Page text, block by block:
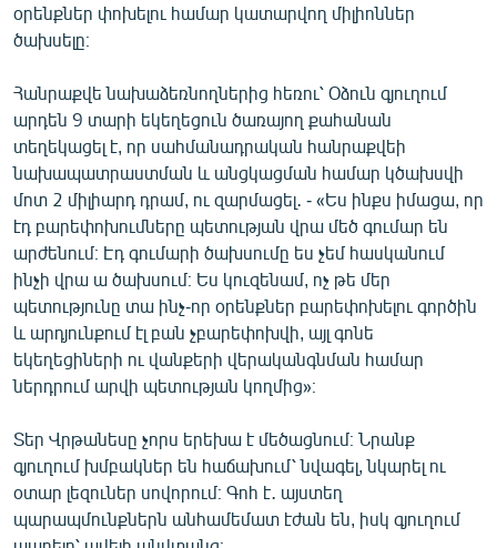
օրենքներ փոխելու համար կատարվող միլիոններ
ծախսելը։
Հանրաքվե նախաձեռնողներից հեռու՝ Օձուն գյուղում
արդեն 9 տարի եկեղեցուն ծառայող քահանան
տեղեկացել է, որ սահմանադրական հանրաքվեի
նախապատրաստման և անցկացման համար կծախսվի
մոտ 2 միլիարդ դրամ, ու զարմացել․ - «Ես ինքս իմացա, որ
էդ բարեփոխումները պետության վրա մեծ գումար են
արժենում։ Էդ գումարի ծախսումը ես չեմ հասկանում
ինչի վրա ա ծախսում։ Ես կուզենամ, ոչ թե մեր
պետությունը տա ինչ-որ օրենքներ բարեփոխելու գործին
և արդյունքում էլ բան չբարեփոխվի, այլ գոնե
եկեղեցիների ու վանքերի վերականգնման համար
ներդրում արվի պետության կողմից»։
Տեր Վրթանեսը չորս երեխա է մեծացնում։ Նրանք
գյուղում խմբակներ են հաճախում՝ նվագել, նկարել ու
օտար լեզուներ սովորում։ Գոհ է․ այստեղ
պարապմունքներն անհամեմատ էժան են, իսկ գյուղում